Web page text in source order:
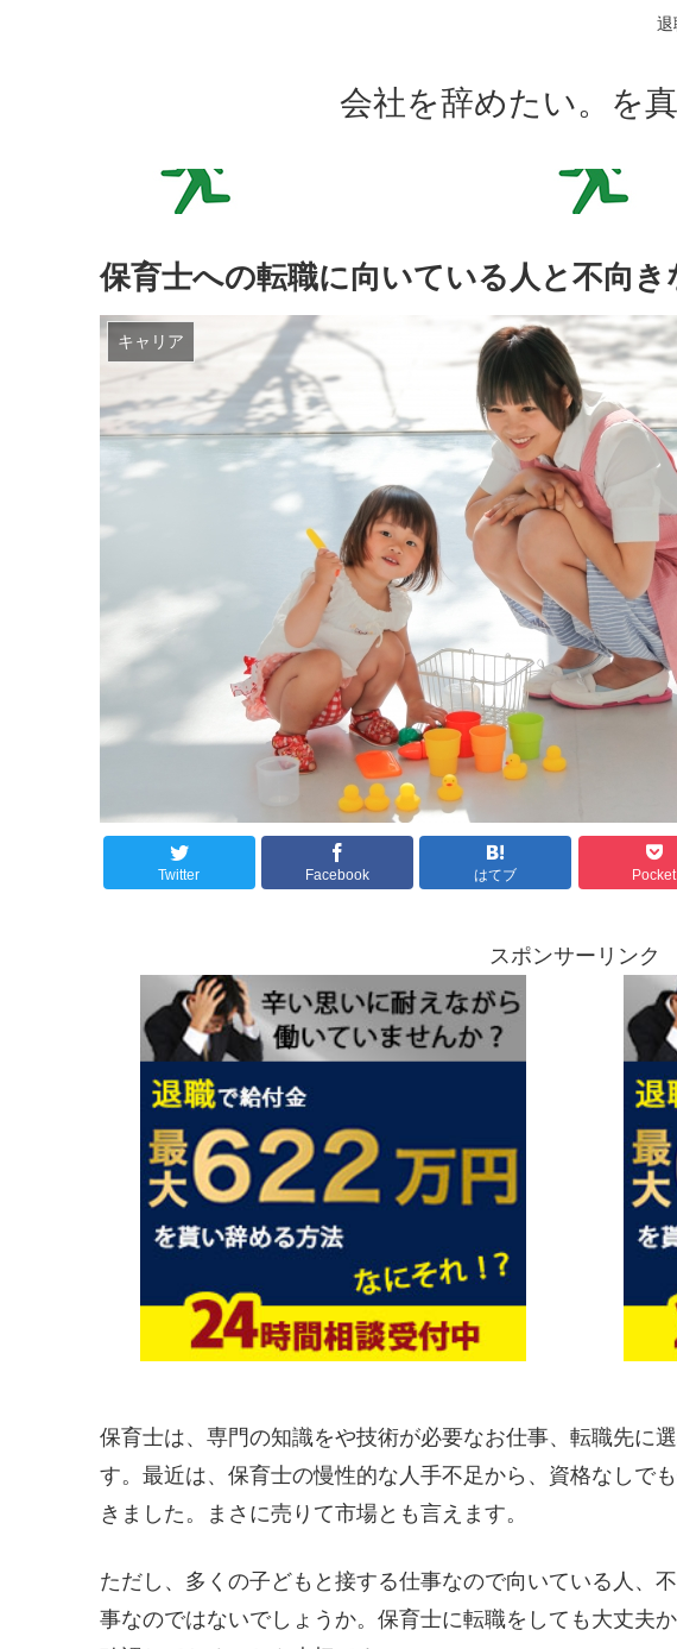
退
会社を辞めたい。を
保育士への転職に向いている人と不向
キャリア
Twitter Facebook はてブ Pocket
スポンサーリンク
保育士は、専門の知識をや技術が必要なお仕事、転職先に
す。最近は、保育士の慢性的な人手不足から、資格なしで
きました。まさに売りて市場とも言えます。
ただし、多くの子どもと接する仕事なので向いている人、
事なのではないでしょうか。保育士に転職をしても大丈夫